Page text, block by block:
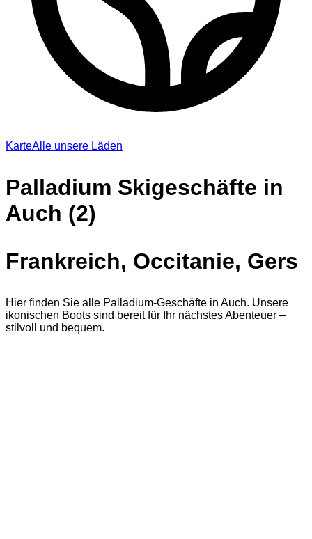
KarteAlle unsere Läden
Palladium Skigeschäfte in
Auch (2)
Frankreich, Occitanie, Gers
Hier finden Sie alle Palladium-Geschäfte in Auch. Unsere
ikonischen Boots sind bereit für Ihr nächstes Abenteuer –
stilvoll und bequem.